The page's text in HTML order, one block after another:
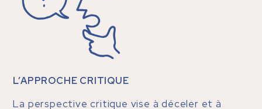
L’APPROCHE CRITIQUE
La perspective critique vise à déceler et à